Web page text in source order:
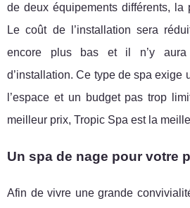
de deux équipements différents, la
Le coût de l’installation sera
encore plus bas et il n’y aura
d’installation. Ce type de spa exige
l’espace et un budget pas trop
meilleur prix, Tropic Spa est la
Un spa de nage pour votre
Afin de vivre une grande